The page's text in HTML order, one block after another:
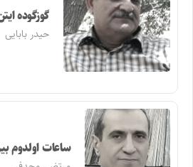
گوزگوده
حیدر بابایی
ساعات اولدوم